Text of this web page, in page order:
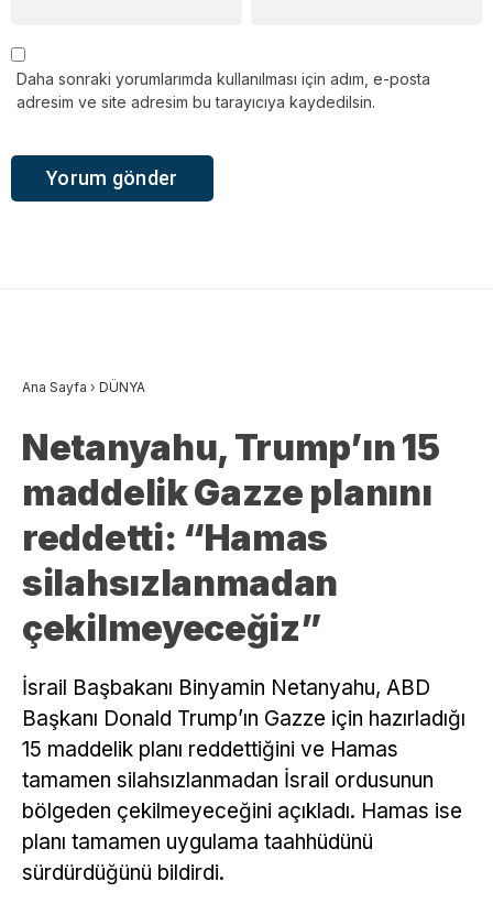
Daha sonraki yorumlarımda kullanılması için adım, e-posta
adresim ve site adresim bu tarayıcıya kaydedilsin.
Ana Sayfa › DÜNYA
Netanyahu, Trump’ın 15
maddelik Gazze planını
reddetti: “Hamas
silahsızlanmadan
çekilmeyeceğiz”
İsrail Başbakanı Binyamin Netanyahu, ABD
Başkanı Donald Trump’ın Gazze için hazırladığı
15 maddelik planı reddettiğini ve Hamas
tamamen silahsızlanmadan İsrail ordusunun
bölgeden çekilmeyeceğini açıkladı. Hamas ise
planı tamamen uygulama taahhüdünü
sürdürdüğünü bildirdi.